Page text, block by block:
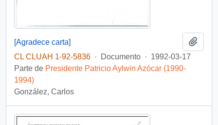
[Agradece carta]
CL CLUAH 1-92-5836 · Documento · 1992-03-17
Parte de Presidente Patricio Aylwin Azócar (1990-
1994)
González, Carlos